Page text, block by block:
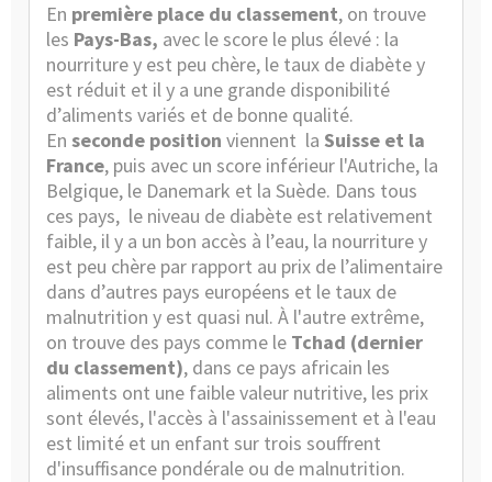
En première place du classement, on trouve
les Pays-Bas, avec le score le plus élevé : la
nourriture y est peu chère, le taux de diabète y
est réduit et il y a une grande disponibilité
d’aliments variés et de bonne qualité.
En seconde position viennent la Suisse et la
France, puis avec un score inférieur l'Autriche, la
Belgique, le Danemark et la Suède. Dans tous
ces pays, le niveau de diabète est relativement
faible, il y a un bon accès à l’eau, la nourriture y
est peu chère par rapport au prix de l’alimentaire
dans d’autres pays européens et le taux de
malnutrition y est quasi nul. À l'autre extrême,
on trouve des pays comme le Tchad (dernier
du classement), dans ce pays africain les
aliments ont une faible valeur nutritive, les prix
sont élevés, l'accès à l'assainissement et à l'eau
est limité et un enfant sur trois souffrent
d'insuffisance pondérale ou de malnutrition.